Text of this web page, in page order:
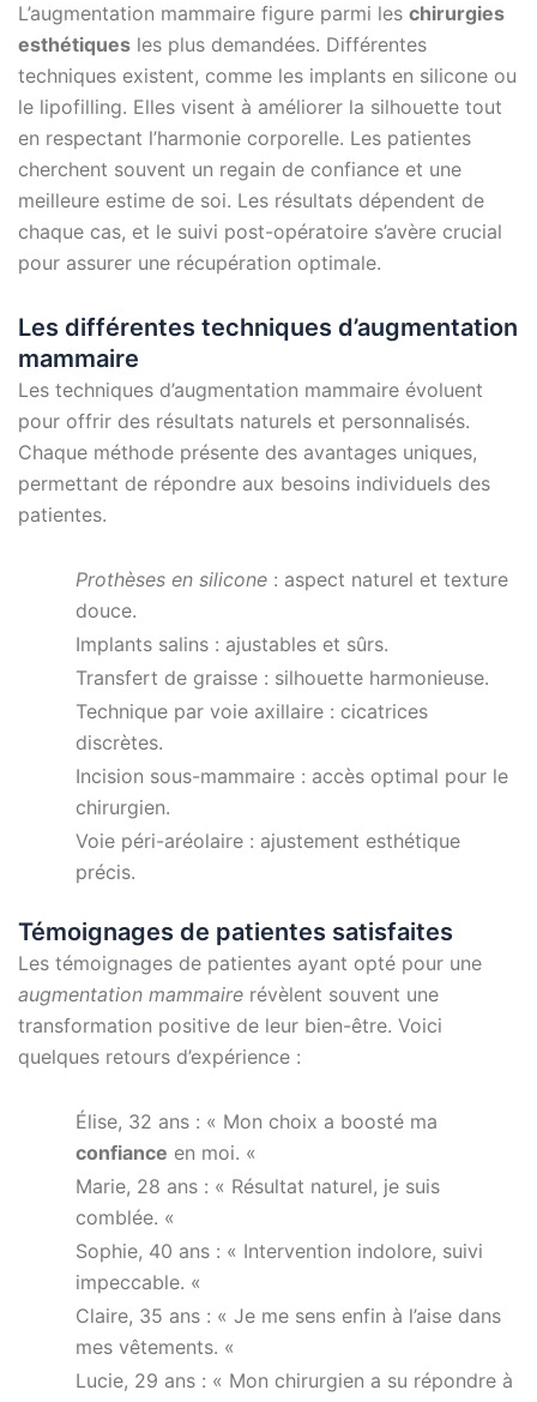
L’augmentation mammaire figure parmi les chirurgies
esthétiquesles plus demandées. Différentes
techniques existent, comme les implants en silicone ou
le lipofilling. Elles visent à améliorer la silhouette tout
en respectant l’harmonie corporelle. Les patientes
cherchent souvent un regain de confiance et une
meilleure estime de soi. Les résultats dépendent de
chaque cas, et le suivi post-opératoire s’avère crucial
pour assurer une récupération optimale.
Les différentes techniques d’augmentation
mammaire
Les techniques d’augmentation mammaire évoluent
pour offrir des résultats naturels et personnalisés.
Chaque méthode présente des avantages uniques,
permettant de répondre aux besoins individuels des
patientes.
Prothèses en silicone: aspect naturel et texture
douce.
Implants salins : ajustables et sûrs.
Transfert de graisse : silhouette harmonieuse.
Technique par voie axillaire : cicatrices
discrètes.
Incision sous-mammaire : accès optimal pour le
chirurgien.
Voie péri-aréolaire : ajustement esthétique
précis.
Témoignages de patientes satisfaites
Les témoignages de patientes ayant opté pour une
augmentation mammairerévèlent souvent une
transformation positive de leur bien-être. Voici
quelques retours d’expérience :
Élise, 32 ans : « Mon choix a boosté ma
confiance en moi. «
Marie, 28 ans : « Résultat naturel, je suis
comblée. «
Sophie, 40 ans : « Intervention indolore, suivi
impeccable. «
Claire, 35 ans : « Je me sens enfin à l’aise dans
mes vêtements. «
Lucie, 29 ans : « Mon chirurgien a su répondre à